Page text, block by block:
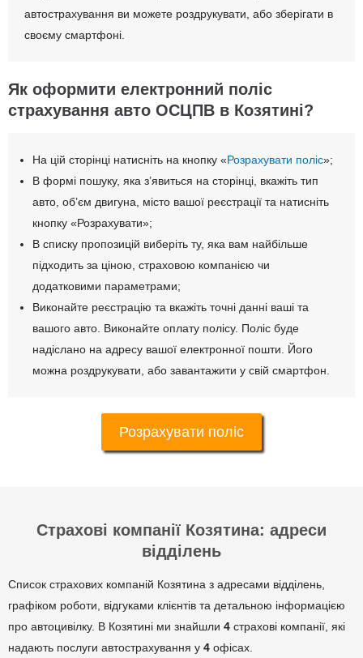
автострахування ви можете роздрукувати, або зберігати в
своєму смартфоні.
Як оформити електронний поліс
страхування авто ОСЦПВ в Козятині?
На цій сторінці натисніть на кнопку «Розрахувати поліс»;
В формі пошуку, яка з’явиться на сторінці, вкажіть тип
авто, об’єм двигуна, місто вашої реєстрації та натисніть
кнопку «Розрахувати»;
В списку пропозицій виберіть ту, яка вам найбільше
підходить за ціною, страховою компанією чи
додатковими параметрами;
Виконайте реєстрацію та вкажіть точні данні ваші та
вашого авто. Виконайте оплату полісу. Поліс буде
надіслано на адресу вашої електронної пошти. Його
можна роздрукувати, або завантажити у свій смартфон.
Розрахувати поліс
Страхові компанії Козятина: адреси
відділень
Список страхових компаній Козятина з адресами відділень,
графіком роботи, відгуками клієнтів та детальною інформацією
про автоцивілку. В Козятині ми знайшли 4 страхові компанії, які
надають послуги автострахування у 4 офісах.